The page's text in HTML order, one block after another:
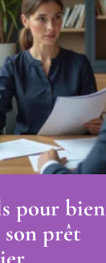
pour bien
son prêt